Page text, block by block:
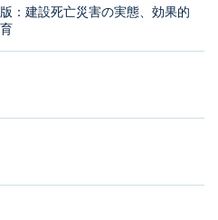
：建設死亡災害の実態、効果的